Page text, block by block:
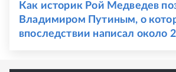
Как историк Рой Медведев
Владимиром Путиным, о
впоследствии написал около